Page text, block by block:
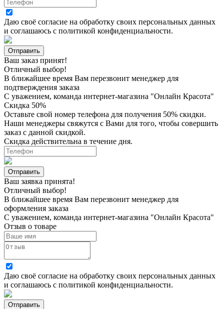
Даю своё согласие на обработку своих персональных данных
и соглашаюсь с политикой конфиденциальности.
Ваш заказ принят!
Отличный выбор!
В ближайшее время Вам перезвонит менеджер для
подтверждения заказа
С уважением, команда интернет-магазина "Онлайн Красота"
Скидка 50%
Оставьте свой номер телефона для получения 50% скидки.
Наши менеджеры свяжутся с Вами для того, чтобы совершить
заказ с данной скидкой.
Скидка действительна в течение дня.
Ваш заявка принята!
Отличный выбор!
В ближайшее время Вам перезвонит менеджер для
оформления заказа
С уважением, команда интернет-магазина "Онлайн Красота"
Отзыв о товаре
Даю своё согласие на обработку своих персональных данных
и соглашаюсь с политикой конфиденциальности.